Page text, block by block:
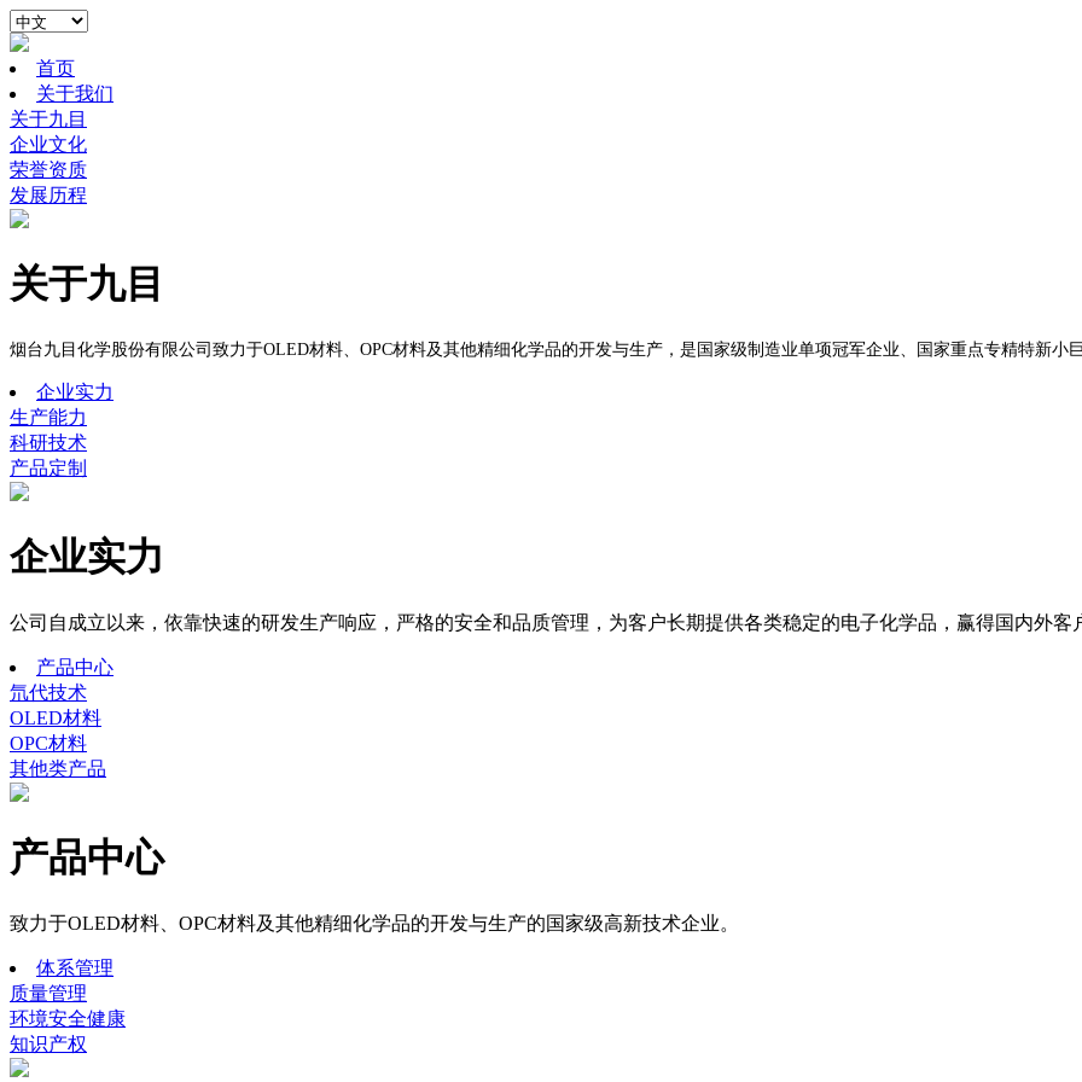
首页
关于我们
关于九目
企业文化
荣誉资质
发展历程
关于九目
烟台九目化学股份有限公司致力于OLED材料、 OPC材料及其他精细化学品的开发与生产，是国家级制造业单项冠军企业、国家重点专精特新小巨
企业实力
生产能力
科研技术
产品定制
企业实力
公司自成立以来，依靠快速的研发生产响应，严格的安全和品质管理，为客户长期提供各类稳定的电子化学品，赢得国内外客
产品中心
氘代技术
OLED材料
OPC材料
其他类产品
产品中心
致力于OLED材料、OPC材料及其他精细化学品的开发与生产的国家级高新技术企业。
体系管理
质量管理
环境安全健康
知识产权